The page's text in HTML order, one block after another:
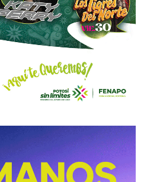
la familia. El resultado aquí
nuestra obligación a
debe entrar la razón
o votar por conveniencia
al mejor gobernante. Lo que
en la mano es razonar
el sentido de nuestro voto.
del sillón al elector, lo saca de